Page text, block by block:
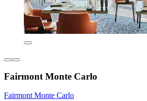
Fairmont Monte Carlo
Fairmont Monte Carlo